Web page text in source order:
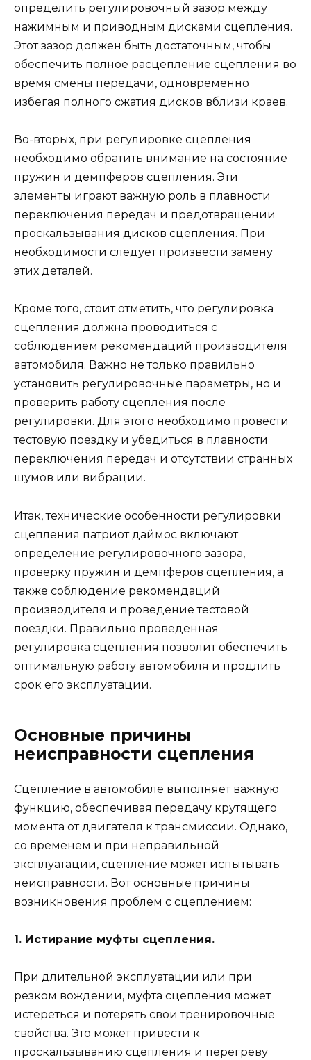
определить регулировочный зазор между
нажимным и приводным дисками сцепления.
Этот зазор должен быть достаточным, чтобы
обеспечить полное расцепление сцепления во
время смены передачи, одновременно
избегая полного сжатия дисков вблизи краев.
Во-вторых, при регулировке сцепления
необходимо обратить внимание на состояние
пружин и демпферов сцепления. Эти
элементы играют важную роль в плавности
переключения передач и предотвращении
проскальзывания дисков сцепления. При
необходимости следует произвести замену
этих деталей.
Кроме того, стоит отметить, что регулировка
сцепления должна проводиться с
соблюдением рекомендаций производителя
автомобиля. Важно не только правильно
установить регулировочные параметры, но и
проверить работу сцепления после
регулировки. Для этого необходимо провести
тестовую поездку и убедиться в плавности
переключения передач и отсутствии странных
шумов или вибрации.
Итак, технические особенности регулировки
сцепления патриот даймос включают
определение регулировочного зазора,
проверку пружин и демпферов сцепления, а
также соблюдение рекомендаций
производителя и проведение тестовой
поездки. Правильно проведенная
регулировка сцепления позволит обеспечить
оптимальную работу автомобиля и продлить
срок его эксплуатации.
Основные причины
неисправности сцепления
Сцепление в автомобиле выполняет важную
функцию, обеспечивая передачу крутящего
момента от двигателя к трансмиссии. Однако,
со временем и при неправильной
эксплуатации, сцепление может испытывать
неисправности. Вот основные причины
возникновения проблем с сцеплением:
1. Истирание муфты сцепления.
При длительной эксплуатации или при
резком вождении, муфта сцепления может
истереться и потерять свои тренировочные
свойства. Это может привести к
проскальзыванию сцепления и перегреву